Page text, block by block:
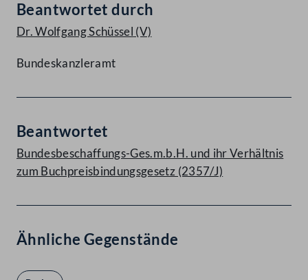
Beantwortet durch
Dr. Wolfgang Schüssel (V)
Bundeskanzleramt
Beantwortet
Bundesbeschaffungs-Ges.m.b.H. und ihr Verhältnis
zum Buchpreisbindungsgesetz (2357/J)
Ähnliche Gegenstände